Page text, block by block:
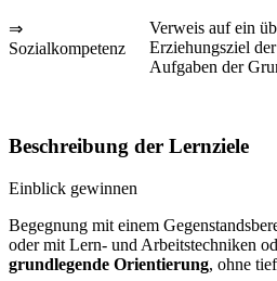
⇒
Sozialkompetenz
Verweis auf ein
Erziehungsziel
Aufgaben der
Beschreibung der Lernziele
Einblick gewinnen
Begegnung mit einem
oder mit Lern- und Arbeitstechniken
grundlegende Orientierung, ohne